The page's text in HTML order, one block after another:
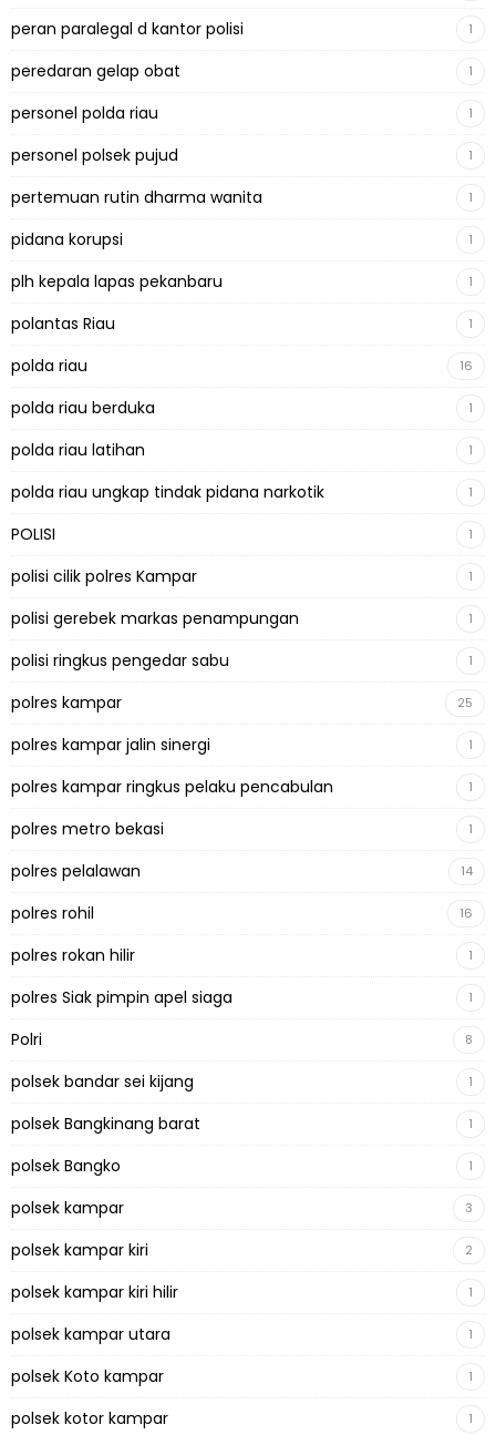
peran paralegal d kantor polisi 1
peredaran gelap obat 1
personel polda riau 1
personel polsek pujud 1
pertemuan rutin dharma wanita 1
pidana korupsi 1
plh kepala lapas pekanbaru 1
polantas Riau 1
polda riau 16
polda riau berduka 1
polda riau latihan 1
polda riau ungkap tindak pidana narkotik 1
POLISI 1
polisi cilik polres Kampar 1
polisi gerebek markas penampungan 1
polisi ringkus pengedar sabu 1
polres kampar 25
polres kampar jalin sinergi 1
polres kampar ringkus pelaku pencabulan 1
polres metro bekasi 1
polres pelalawan 14
polres rohil 16
polres rokan hilir 1
polres Siak pimpin apel siaga 1
Polri 8
polsek bandar sei kijang 1
polsek Bangkinang barat 1
polsek Bangko 1
polsek kampar 3
polsek kampar kiri 2
polsek kampar kiri hilir 1
polsek kampar utara 1
polsek Koto kampar 1
polsek kotor kampar 1